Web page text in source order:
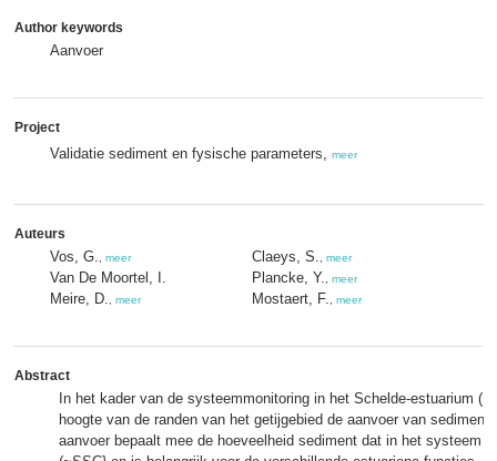
Author keywords
Aanvoer
Project
Validatie sediment en fysische parameters, meer
Auteurs
Vos, G. meer
Van De Moortel, I.
Meire, D.
meer
Claeys, S. meer
Plancke, Y. meer
Mostaert, F. meer
Abstract
In het kader van de systeemmonitoring in het Schelde-estuarium
hoogte van de randen van het getijgebied de aanvoer van sediment
aanvoer bepaalt mee de hoeveelheid sediment dat in het systeem